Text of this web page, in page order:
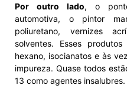
Por outro lado, o
automotiva, o pintor
poliuretano, vernizes
solventes. Esses
hexano, isocianatos e às
impureza. Quase todos
13 como agentes insalubres.